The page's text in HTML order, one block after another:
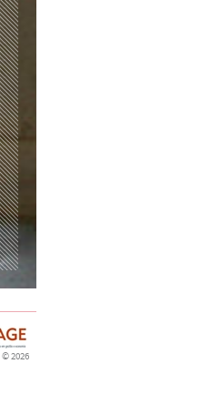
© 2026